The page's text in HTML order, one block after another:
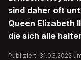
sind daher oft
Queen Elizabeth
die sich alle
Publiziert: 31.03.2022